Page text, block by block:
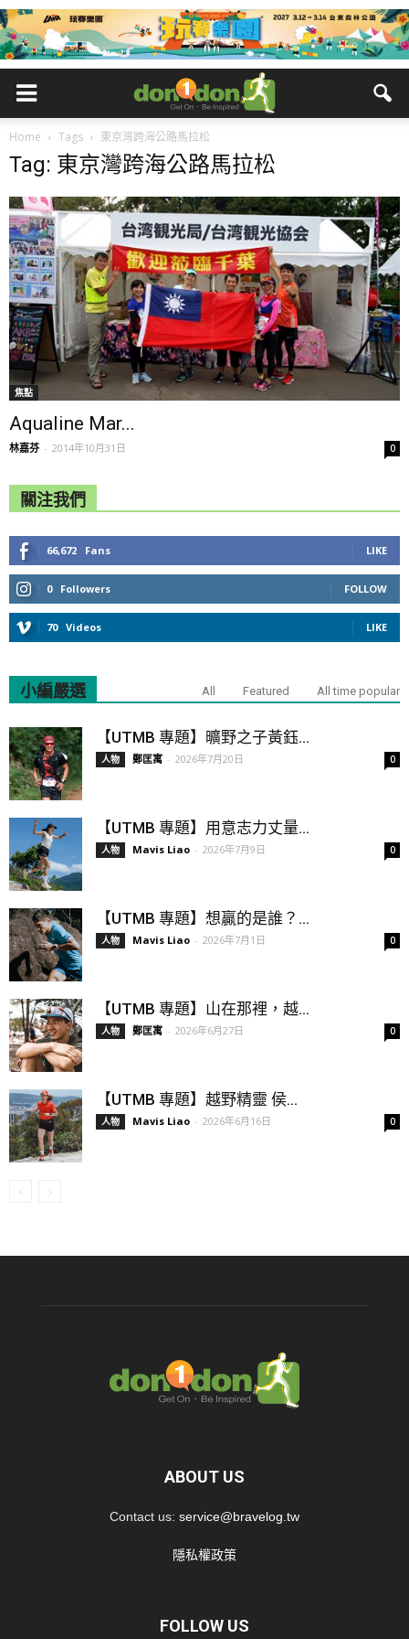
Home Tags 東京灣跨海公路馬拉松
Tag: 東京灣跨海公路馬拉松
焦點
Aqualine Mar...
林嘉芬 - 2014年10月31日 0
關注我們
66,672 Fans LIKE
0 Followers FOLLOW
70 Videos LIKE
小編嚴選 All Featured All time popular
【UTMB 專題】曠野之子黃鈺...
人物 鄭匡寓 - 2026年7月20日 0
【UTMB 專題】用意志力丈量...
人物 Mavis Liao - 2026年7月9日 0
【UTMB 專題】想贏的是誰？...
人物 Mavis Liao - 2026年7月1日 0
【UTMB 專題】山在那裡，越...
人物 鄭匡寓 - 2026年6月27日 0
【UTMB 專題】越野精靈 侯...
人物 Mavis Liao - 2026年6月16日 0
ABOUT US
Contact us: service@bravelog.tw
隱私權政策
FOLLOW US